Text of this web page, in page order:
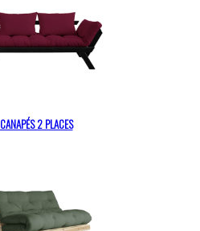
CANAPÉS 2 PLACES